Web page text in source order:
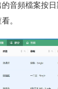
音頻檔案按
。